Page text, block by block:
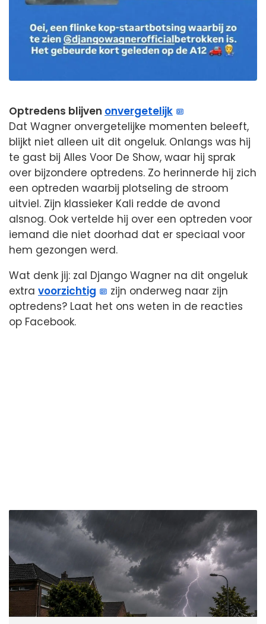
Optredens blijven onvergetelijk
Dat Wagner onvergetelijke momenten beleeft,
blijkt niet alleen uit dit ongeluk. Onlangs was hij
te gast bij Alles Voor De Show, waar hij sprak
over bijzondere optredens. Zo herinnerde hij zich
een optreden waarbij plotseling de stroom
uitviel. Zijn klassieker Kali redde de avond
alsnog. Ook vertelde hij over een optreden voor
iemand die niet doorhad dat er speciaal voor
hem gezongen werd.
Wat denk jij: zal Django Wagner na dit ongeluk
extra voorzichtig
zijn onderweg naar zijn
optredens? Laat het ons weten in de reacties
op Facebook.